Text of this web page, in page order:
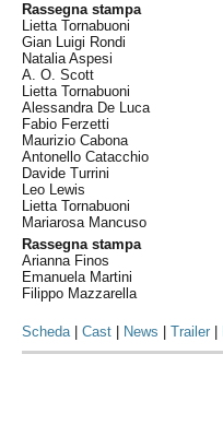
Rassegna stampa
Lietta Tornabuoni
Gian Luigi Rondi
Natalia Aspesi
A. O. Scott
Lietta Tornabuoni
Alessandra De Luca
Fabio Ferzetti
Maurizio Cabona
Antonello Catacchio
Davide Turrini
Leo Lewis
Lietta Tornabuoni
Mariarosa Mancuso
Rassegna stampa
Arianna Finos
Emanuela Martini
Filippo Mazzarella
Scheda|Cast News |Trailer